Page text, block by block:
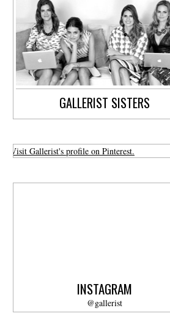
GALLERIST SISTERS
Visit Gallerist's profile on Pinterest.
INSTAGRAM
@gallerist